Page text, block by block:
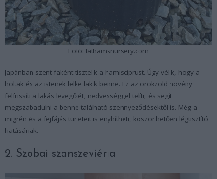
Fotó: lathamsnursery.com
Japánban szent faként tisztelik a hamisciprust. Úgy vélik, hogy a
holtak és az istenek lelke lakik benne. Ez az örökzöld növény
felfrissíti a lakás levegőjét, nedvességgel telíti, és segít
megszabadulni a benne található szennyeződésektől is. Még a
migrén és a fejfájás tüneteit is enyhítheti, köszönhetően légtisztító
hatásának.
2. Szobai szanszeviéria